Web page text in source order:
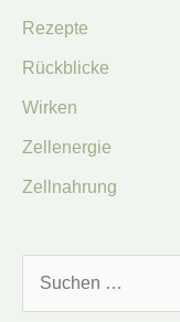
Rezepte
Rückblicke
Wirken
Zellenergie
Zellnahrung